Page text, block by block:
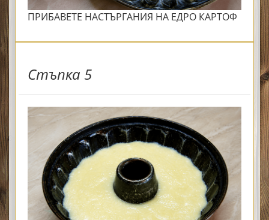
ПРИБАВЕТЕ НАСТЪРГАНИЯ НА ЕДРО КАРТОФ
Стъпка 5